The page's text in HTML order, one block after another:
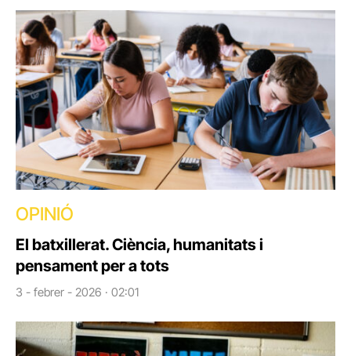
OPINIÓ
El batxillerat. Ciència, humanitats i
pensament per a tots
3 - febrer - 2026 · 02:01